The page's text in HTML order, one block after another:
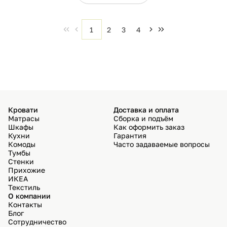
1 2 3 4
Кровати
Матрасы
Шкафы
Кухни
Комоды
Тумбы
Стенки
Прихожие
ИКЕА
Текстиль
Доставка и оплата
Сборка и подъём
Как оформить заказ
Гарантия
Часто задаваемые вопросы
О компании
Контакты
Блог
Сотрудничество